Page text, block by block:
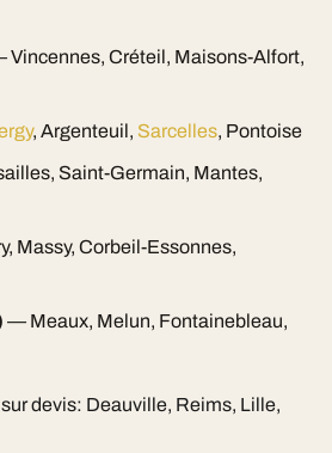
Vincennes, Créteil, Maisons-Alfort,
, Argenteuil, Sarcelles, Pontoise
Saint-Germain, Mantes,
Massy, Corbeil-Essonnes,
— Meaux, Melun, Fontainebleau,
devis: Deauville, Reims, Lille,